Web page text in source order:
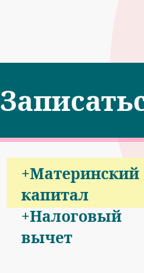
+Материнский
капитал
+Налоговый
вычет